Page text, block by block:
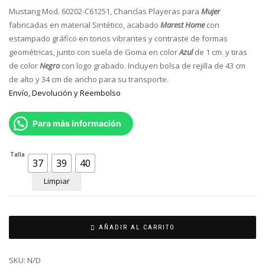
Mustang Mod. 60202-C61251, Chanclas Playeras para Mujer
fabricadas en material Sintético, acabado Marest Home con
estampado gráfico en tonos vibrantes y contraste de formas
geométricas, junto con suela de Goma en colorAzulde 1 cm. y tiras
de colorNegrocon logo grabado. Incluyen bolsa de rejilla de 43 cm
de alto y 34 cm de ancho para su transporte.
Envío, Devolución y Reembolso
Para más información
Talla
37 39 40
Limpiar
AÑADIR AL CARRITO
SKU: N/D